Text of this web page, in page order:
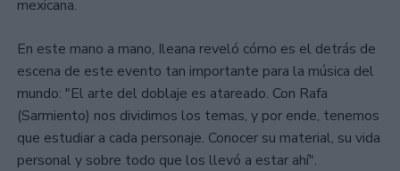
mexicana.
En este mano a mano, Ileana reveló cómo es el detrás de
escena de este evento tan importante para la música del
mundo: "El arte del doblaje es atareado. Con Rafa
(Sarmiento) nos dividimos los temas, y por ende, tenemos
que estudiar a cada personaje. Conocer su material, su vida
personal y sobre todo que los llevó a estar ahí".